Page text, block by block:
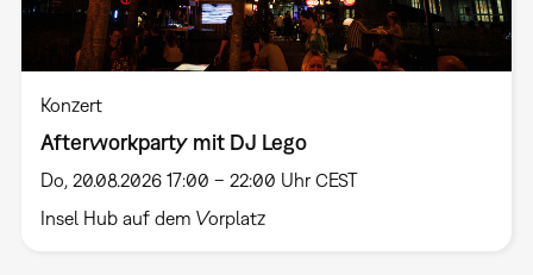
Konzert
Afterworkparty mit DJ Lego
Do, 20.08.2026 17:00 – 22:00 Uhr CEST
Insel Hub auf dem Vorplatz